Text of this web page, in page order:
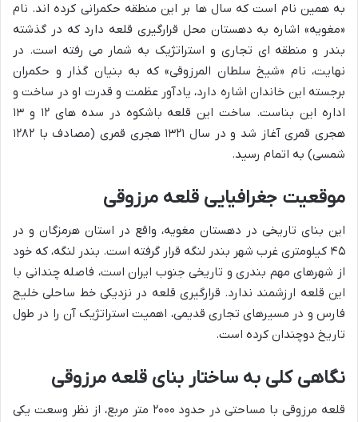
به همین نام است که سال ها بر این منطقه حکمرانی کرده اند. نام
«مغویه» اشاره به دهستان محل قرارگیری قلعه دارد که در گذشته
بندر و منطقه ای تجاری و استراتژیک به شمار می رفته است. در
نهایت، نام «شیخ سلطان المرزوقی» که به بنیان گذار و حکمران
برجسته این خاندان اشاره دارد، یادآور عظمت و قدرت او در ساخت و
اداره این بناست. ساخت این قلعه باشکوه در سده های ۱۲ و ۱۳
هجری قمری آغاز شد و در سال ۱۳۲۱ هجری قمری (مصادف با ۱۲۸۲
شمسی) به اتمام رسید.
موقعیت جغرافیایی قلعه مرزوقی
این بنای تاریخی در دهستان مغویه، واقع در استان هرمزگان و در
۴۵ کیلومتری غرب شهر بندر لنگه قرار گرفته است. بندر لنگه، که خود
از شهرهای مهم بندری و تاریخی جنوب ایران است، فاصله چندانی با
این قلعه ارزشمند ندارد. قرارگیری قلعه در نزدیکی خط ساحلی خلیج
فارس و در مسیرهای تجاری قدیمی، اهمیت استراتژیک آن را در طول
تاریخ دوچندان کرده است.
نگاهی کلی به ساختار بنای قلعه مرزوقی
قلعه مرزوقی با مساحتی در حدود ۲۰۰۰ متر مربع، از نظر وسعت یکی